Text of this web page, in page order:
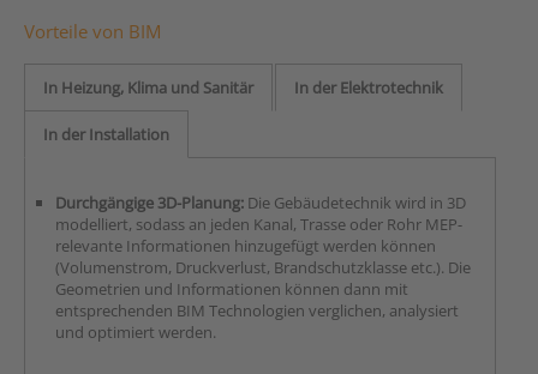
Vorteile von BIM
In Heizung, Klima und Sanitär In der Elektrotechnik
In der Installation
Durchgängige 3D-Planung: Die Gebäudetechnik wird in 3D
modelliert, sodass an jeden Kanal, Trasse oder Rohr MEP-
relevante Informationen hinzugefügt werden können
(Volumenstrom, Druckverlust, Brandschutzklasse etc.). Die
Geometrien und Informationen können dann mit
entsprechenden BIM Technologien verglichen, analysiert
und optimiert werden.